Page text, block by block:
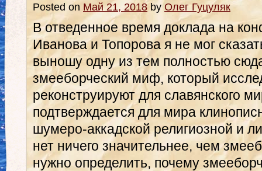
Posted on Май 21, 2018 by Олег Гуцуляк
В отведенное время доклада на
Иванова и Топорова я не мог
выношу одну из тем полностью
змееборческий миф, который
реконструируют для славянского
подтверждается для мира
шумеро-аккадской религиозной и
нет ничего значительнее, чем
нужно определить, почему